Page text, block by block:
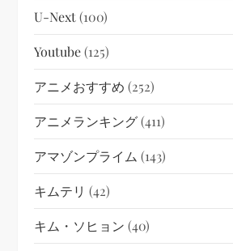
U-Next(100)
Youtube(125)
アニメおすすめ (252)
アニメランキング(411)
アマゾンプライム (143)
キムテリ (42)
キム・ソヒョン (40)